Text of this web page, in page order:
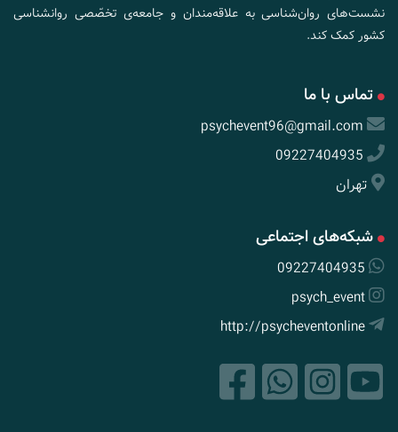
نشست‌های روان‌شناسی به علاقه‌مندان و جامعه‌ی تخصّصی روانشناسی
کشور کمک کند.
تماس با ما
psychevent96@gmail.com
09227404935
تهران
شبکه‌های اجتماعی
09227404935
psych_event
http://psycheventonline